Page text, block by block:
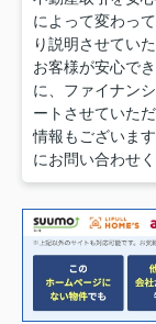
によって変わっ
り説明させてい
お客様が安心で
に、ファイナン
ートさせていた
情報もございま
にお問い合わせく